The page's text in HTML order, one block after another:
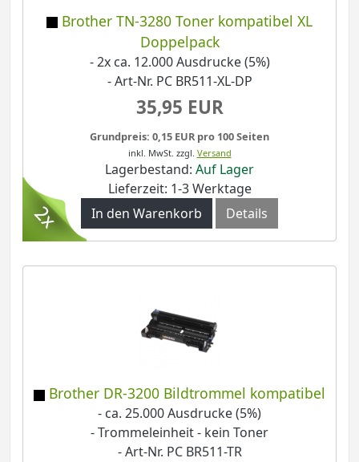
Brother TN-3280 Toner kompatibel XL
Doppelpack
- 2x ca. 12.000 Ausdrucke (5%)
- Art-Nr. PC BR511-XL-DP
35,95 EUR
Grundpreis: 0,15 EUR pro 100 Seiten
inkl. MwSt. zzgl. Versand
Lagerbestand: Auf Lager
Lieferzeit: 1-3 Werktage
In den Warenkorb
Details
Brother DR-3200 Bildtrommel kompatibel
- ca. 25.000 Ausdrucke (5%)
- Trommeleinheit - kein Toner
- Art-Nr. PC BR511-TR